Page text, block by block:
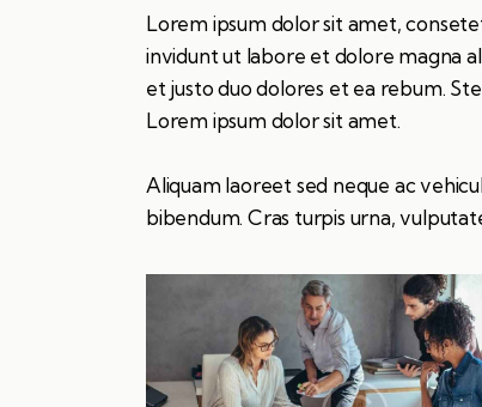
Lorem ipsum dolor sit amet,
invidunt ut labore et dolore magna
et justo duo dolores et ea rebum.
Lorem ipsum dolor sit amet.
Aliquam laoreet sed neque ac
bibendum. Cras turpis urna,